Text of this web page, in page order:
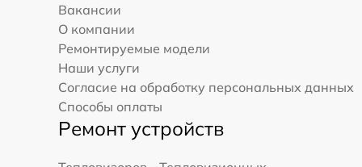
Вакансии
О компании
Ремонтируемые модели
Наши услуги
Согласие на обработку персональных данных
Способы оплаты
Ремонт устройств